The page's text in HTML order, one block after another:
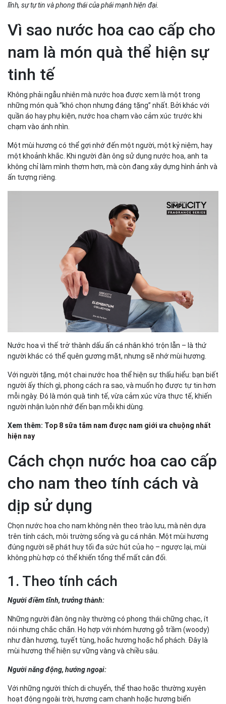
lĩnh, sự tự tin và phong thái của phái mạnh hiện đại.
Vì sao nước hoa cao cấp cho
nam là món quà thể hiện sự
tinh tế
Không phải ngẫu nhiên mà nước hoa được xem là một trong
những món quà “khó chọn nhưng đáng tặng” nhất. Bởi khác với
quần áo hay phụ kiện, nước hoa chạm vào cảm xúc trước khi
chạm vào ánh nhìn.
Một mùi hương có thể gợi nhớ đến một người, một kỷ niệm, hay
một khoảnh khắc. Khi người đàn ông sử dụng nước hoa, anh ta
không chỉ làm mình thơm hơn, mà còn đang xây dựng hình ảnh và
ấn tượng riêng.
Nước hoa vì thế trở thành dấu ấn cá nhân khó trộn lẫn – là thứ
người khác có thể quên gương mặt, nhưng sẽ nhớ mùi hương.
Với người tặng, một chai nước hoa thể hiện sự thấu hiểu: bạn biết
người ấy thích gì, phong cách ra sao, và muốn họ được tự tin hơn
mỗi ngày. Đó là món quà tinh tế, vừa cảm xúc vừa thực tế, khiến
người nhận luôn nhớ đến bạn mỗi khi dùng.
Xem thêm: Top 8 sữa tắm nam được nam giới ưa chuộng nhất
hiện nay
Cách chọn nước hoa cao cấp
cho nam theo tính cách và
dịp sử dụng
Chọn nước hoa cho nam không nên theo trào lưu, mà nên dựa
trên tính cách, môi trường sống và gu cá nhân. Một mùi hương
đúng người sẽ phát huy tối đa sức hút của họ – ngược lại, mùi
không phù hợp có thể khiến tổng thể mất cân đối.
1. Theo tính cách
Người điềm tĩnh, trưởng thành:
Những người đàn ông này thường có phong thái chững chạc, ít
nói nhưng chắc chắn. Họ hợp với nhóm hương gỗ trầm (woody)
như đàn hương, tuyết tùng, hoắc hương hoặc hổ phách. Đây là
mùi hương thể hiện sự vững vàng và chiều sâu.
Người năng động, hướng ngoại:
Với những người thích di chuyển, thể thao hoặc thường xuyên
hoạt động ngoài trời, hương cam chanh hoặc hương biển